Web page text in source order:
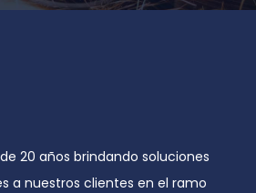
20 años brindando soluciones
a nuestros clientes en el ramo